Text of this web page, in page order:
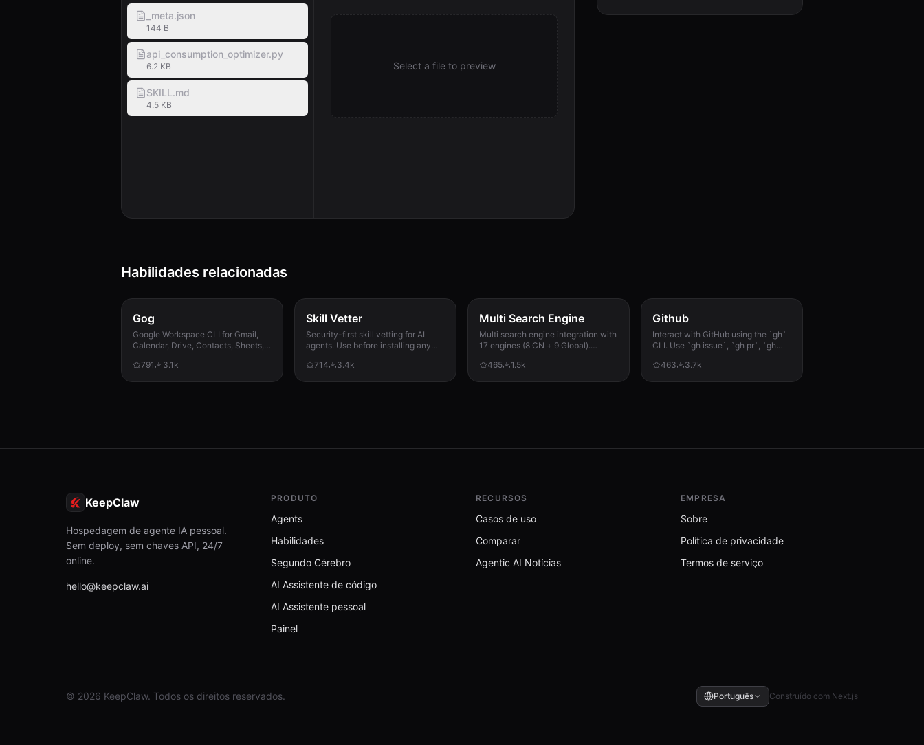
_meta.json
144 B
api_consumption_optimizer.py
6.2 KB
SKILL.md
4.5 KB
Select a file to preview
Habilidades relacionadas
Gog
Google Workspace CLI for Gmail,
Calendar, Drive, Contacts, Sheets,
791
3.1k
Skill Vetter
Security-first skill vetting for AI
agents. Use before installing any
other sources. Checks for red flags,
714 3.4k
Multi Search Engine
Multi search engine integration with
17 engines (8 CN + 9 Global).
operators, time filters, site search,
465 1.5k
Github
Interact with GitHub using the `gh`
CLI. Use `gh issue`, `gh pr`, `gh
runs, and advanced queries.
463 3.7k
KeepClaw
Hospedagem de agente IA pessoal.
Sem deploy, sem chaves API, 24/7
online.
hello@keepclaw.ai
PRODUTO
Agents
Habilidades
Segundo Cérebro
AI Assistente de código
AI Assistente pessoal
Painel
RECURSOS
Casos de uso
Comparar
Agentic AI Notícias
EMPRESA
Sobre
Política de privacidade
Termos de serviço
© 2026 KeepClaw. Todos os direitos reservados. Português Construído com Next.js